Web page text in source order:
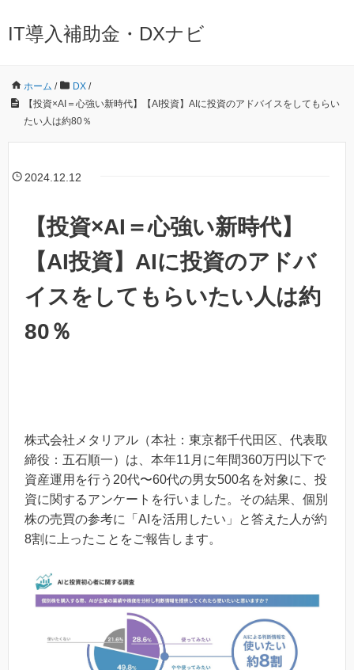
IT導入補助金・DXナビ
ホーム / DX /
【投資×AI＝心強い新時代】【AI投資】AIに投資のアドバイスをしてもらい
たい人は約80％
2024.12.12
【投資×AI＝心強い新時代】
【AI投資】AIに投資のアドバ
イスをしてもらいたい人は約
80％
株式会社メタリアル（本社：東京都千代田区、代表取
締役：五石順一）は、本年11月に年間360万円以下で
資産運用を行う20代〜60代の男女500名を対象に、投
資に関するアンケートを行いました。その結果、個別
株の売買の参考に「AIを活用したい」と答えた人が約
8割に上ったことをご報告します。